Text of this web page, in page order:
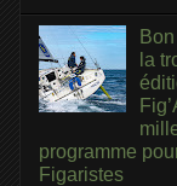
la
programme
Figaristes